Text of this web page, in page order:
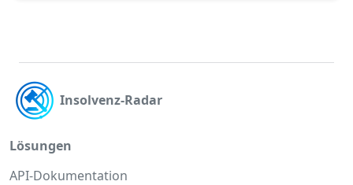
Insolvenz-Radar
Lösungen
API-Dokumentation